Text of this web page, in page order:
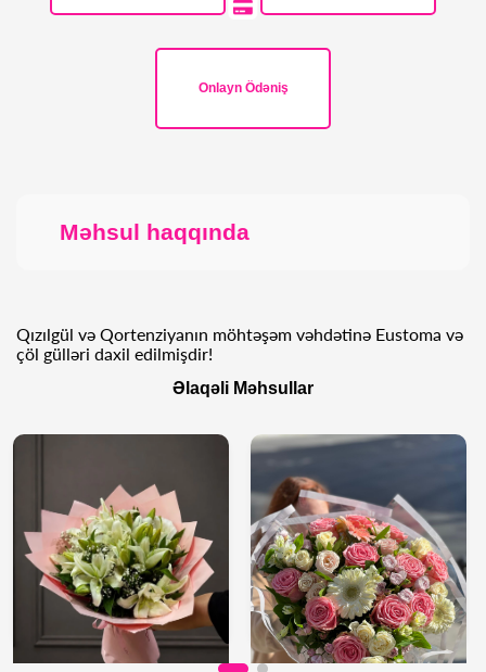
Onlayn Ödəniş
Məhsul haqqında
Qızılgül və Qortenziyanın möhtəşəm vəhdətinə Eustoma və
çöl gülləri daxil edilmişdir!
Əlaqəli Məhsullar